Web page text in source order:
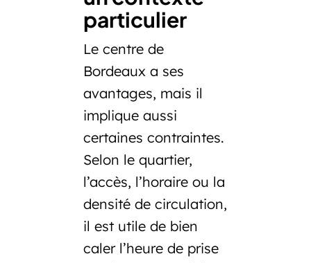
particulier
Le centre de
Bordeaux a ses
avantages, mais il
implique aussi
certaines contraintes.
Selon le quartier,
l’accès, l’horaire ou la
densité de circulation,
il est utile de bien
caler l’heure de prise